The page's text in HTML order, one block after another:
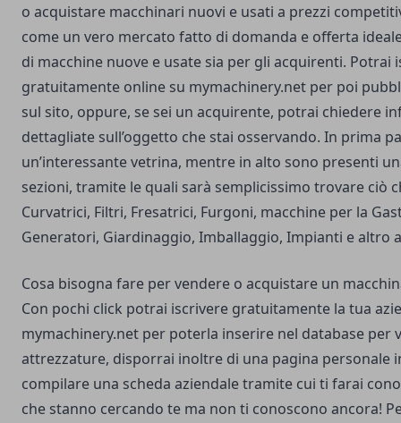
o acquistare macchinari nuovi e usati a prezzi
come un vero mercato fatto di domanda e offerta
di macchine nuove e usate sia per gli acquirenti. Potrai
gratuitamente online su mymachinery.net per poi
sul sito, oppure, se sei un acquirente, potrai chiedere
dettagliate sull’oggetto che stai osservando. In prima
un’interessante vetrina, mentre in alto sono presenti
sezioni, tramite le quali sarà semplicissimo trovare ciò
Curvatrici, Filtri, Fresatrici, Furgoni, macchine per la
Generatori, Giardinaggio, Imballaggio, Impianti e altro
Cosa bisogna fare per vendere o acquistare un
Con pochi click potrai iscrivere gratuitamente la tua
mymachinery.net per poterla inserire nel database per
attrezzature, disporrai inoltre di una pagina personale
compilare una scheda aziendale tramite cui ti farai
che stanno cercando te ma non ti conoscono ancora!